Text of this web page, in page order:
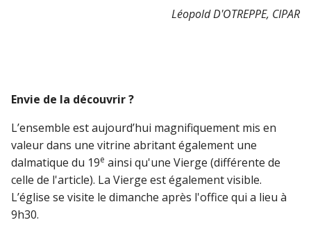
Léopold D'OTREPPE, CIPAR
Envie de la découvrir ?
L’ensemble est aujourd’hui magnifiquement mis en
valeur dans une vitrine abritant également une
dalmatique du 19e ainsi qu'une Vierge (différente de
celle de l'article). La Vierge est également visible.
L’église se visite le dimanche après l'office qui a lieu à
9h30.